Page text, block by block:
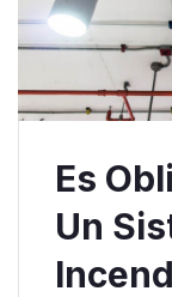
Es
Un